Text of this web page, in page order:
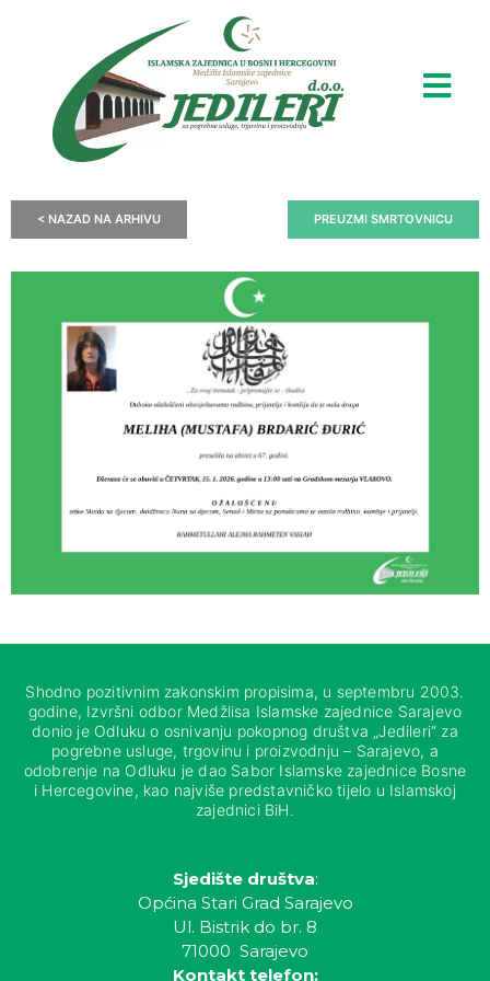
< NAZAD NA ARHIVU PREUZMI SMRTOVNICU
Shodno pozitivnim zakonskim propisima, u septembru 2003.
godine, Izvršni odbor Medžlisa Islamske zajednice Sarajevo
donio je Odluku o osnivanju pokopnog društva „Jedileri“ za
pogrebne usluge, trgovinu i proizvodnju – Sarajevo, a
odobrenje na Odluku je dao Sabor Islamske zajednice Bosne
i Hercegovine, kao najviše predstavničko tijelo u Islamskoj
zajednici BiH.
Sjedište društva:
Općina Stari Grad Sarajevo
Ul. Bistrik do br. 8
71000 Sarajevo
Kontakt telefon: